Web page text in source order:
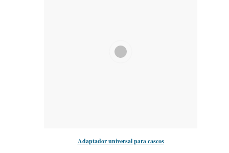
Adaptador universal para cascos